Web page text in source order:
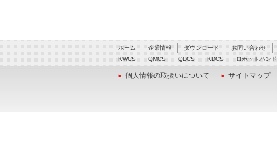
ホーム 企業情報 ダウンロード お問い合わせ
KWCS
QMCS QDCS KDCS ロボットハンド
個人情報の取扱いについて サイトマップ